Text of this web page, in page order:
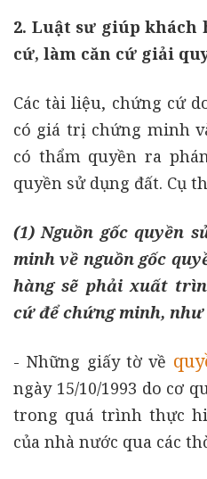
2. Luật sư giúp
cứ, làm căn cứ giải
Các tài liệu, chứng cứ
có giá trị chứng minh
có thẩm quyền ra
quyền sử dụng đất. Cụ
(1) Nguồn gốc quyền
minh về nguồn gốc
hàng sẽ phải xuất
cứ để chứng minh, như
- Những giấy tờ về
ngày 15/10/1993 do cơ
trong quá trình thực
của nhà nước qua các